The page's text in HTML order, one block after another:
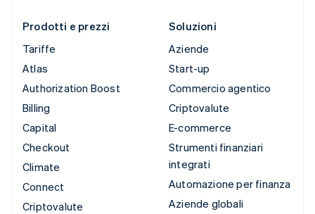
Prodotti e prezzi
Tariffe
Atlas
Authorization Boost
Billing
Capital
Checkout
Climate
Connect
Criptovalute
Soluzioni
Aziende
Start-up
Commercio agentico
Criptovalute
E-commerce
Strumenti finanziari
integrati
Automazione per finanza
Aziende globali